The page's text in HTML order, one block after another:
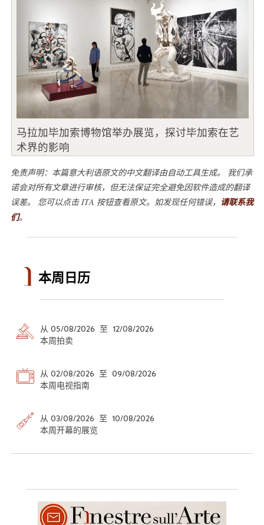
马拉加毕加索博物馆举办展览，探讨毕加索在艺
术界的影响
免责声明：本篇意大利语原文的中文翻译由自动工具生成。 我们承
诺会对所有文章进行审核，但无法保证完全避免因软件造成的翻译
误差。 您可以点击 ITA 按钮查看原文。如发现任何错误， 请联系我
们。
本周日历
从 05/08/2026 至 12/08/2026
本周拍卖
从 02/08/2026 至 09/08/2026
本周电视指南
从 03/08/2026 至 10/08/2026
本周开幕的展览